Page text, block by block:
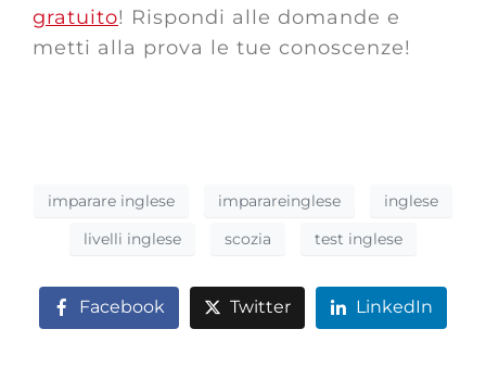
gratuito! Rispondi alle domande e
metti alla prova le tue conoscenze!
imparare inglese imparareinglese
inglese
livelli inglese
scozia test inglese
Facebook Twitter LinkedIn